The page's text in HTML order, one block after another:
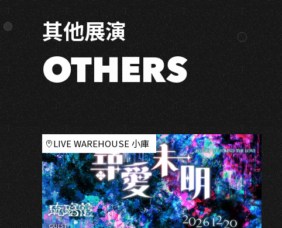
×
煙
雨
飄
渺
Rain
of
Sorrow
其他展演
OTHERS
LIVE WAREHOUSE 小庫